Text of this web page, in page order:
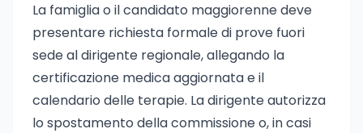
La famiglia o il candidato maggiorenne deve
presentare richiesta formale di prove fuori
sede al dirigente regionale, allegando la
certificazione medica aggiornata e il
calendario delle terapie. La dirigente autorizza
lo spostamento della commissione o, in casi